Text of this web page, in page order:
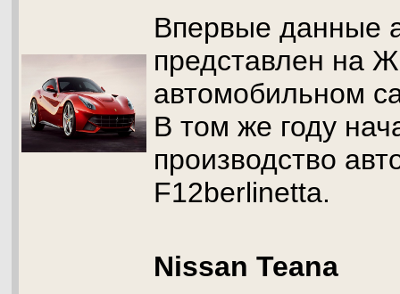
Впервые данные
представлен на
автомобильном
В том же году
производство
F12berlinetta.
Nissan Teana